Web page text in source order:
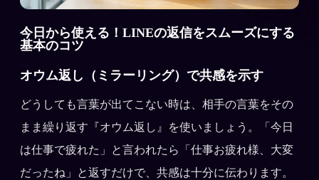
今日から使える！LINEの返信をスムーズにする
基本のコツ
オウム返し（ミラーリング）で共感を示す
どうしても言葉が出てこない時は、相手の言葉をその
まま繰り返す『オウム返し』を使いましょう。「今日
は仕事で疲れた」と言われたら「仕事お疲れ様、大変
だったね」と返すだけで、共感は十分に伝わります。